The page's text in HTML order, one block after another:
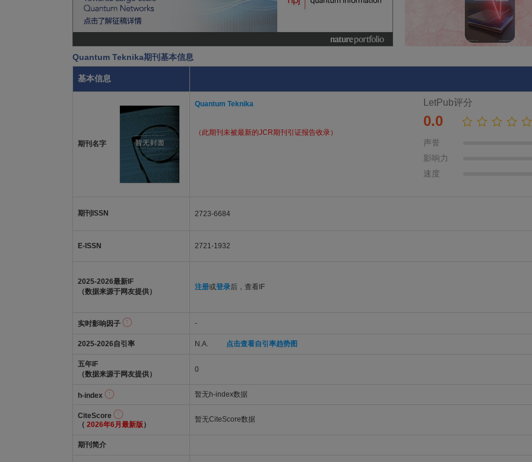
Quantum Teknika期刊基本信息
基本信息
期刊名字
Quantum Teknika
（此期刊未被最新的JCR期刊引证报告收录）
LetPub评分
0.0
声誉
影响力
速度
期刊ISSN 2723-6684
E-ISSN 2721-1932
2025-2026最新IF
（数据来源于网友提供）
注册或登录后，查看IF
实时影响因子 -
2025-2026自引率 N.A. 点击查看自引率趋势图
五年IF
（数据来源于网友提供）
0
h-index 暂无h-index数据
CiteScore
（ 2026年6月最新版 ）
暂无CiteScore数据
期刊简介